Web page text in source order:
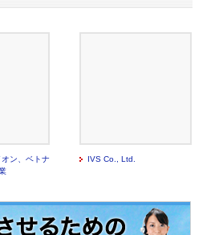
オン、ベトナ
IVS Co., Ltd.